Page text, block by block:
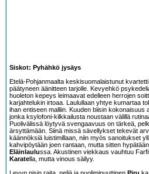
Siskot: Pyhähkö jysäys
Etelä-Pohjanmaalta keskisuomalaistunut kvartetti
päätyneen äänitteen tarjolle. Kevyehkö
huoleton kepeys leimaavat edelleen herrojen
karjahtelukin irtoaa. Laulullaan yhtye kumartaa
ihan entiseen malliin. Kuuden biisin kokonaisuus
jonka ksylofoni-kilkkailusta noustaan välillä
Puolivälissä löytyvä svengaavuus on tärkeä,
ärsyttämään. Siinä missä sävellykset tekevät
käännöksiä luistimillaan, niin myös sanoitukset
kahvipöytään joen rantaan, mutta sitten
Eläinlaulussa. Akustinen viekkaus vauhtuu
Karatella, mutta vinous säilyy.